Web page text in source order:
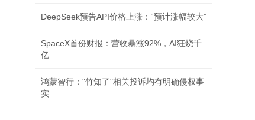
凌晨谷歌AI地震！4位大牛离职 CEO退